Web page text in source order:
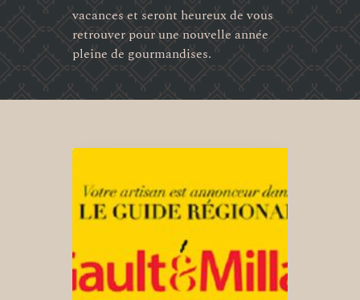
vacances et seront heureux de vous
retrouver pour une nouvelle année
pleine de gourmandises.